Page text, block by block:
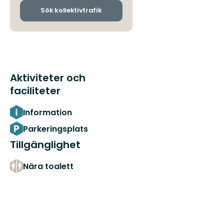
Sök kollektivtrafik
Aktiviteter och
faciliteter
Information
Parkeringsplats
Tillgänglighet
Nära toalett